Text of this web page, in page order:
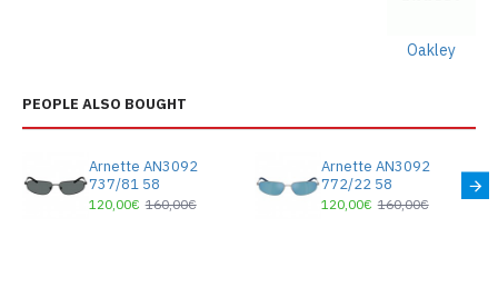
Oakley
PEOPLE ALSO BOUGHT
Arnette AN3092
737/81 58
120,00€ 160,00€
Arnette AN3092
772/22 58
120,00€ 160,00€